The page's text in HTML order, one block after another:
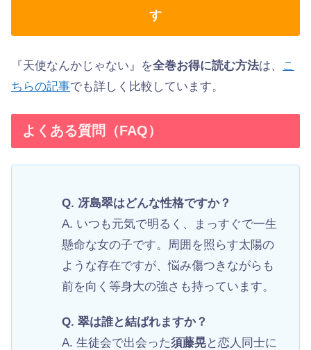
す
『天使なんかじゃない』を全巻お得に読む方法は、
こ
ちらの記事でも詳しく比較しています。
よくある質問（FAQ）
Q. 冴島翠はどんな性格ですか？
A. いつも元気で明るく、まっすぐで一生
懸命な女の子です。周囲を照らす太陽の
ような存在ですが、悩み傷つきながらも
前を向く等身大の強さも持っています。
Q. 翠は誰と結ばれますか？
A. 生徒会で出会った須藤晃と恋人同士に